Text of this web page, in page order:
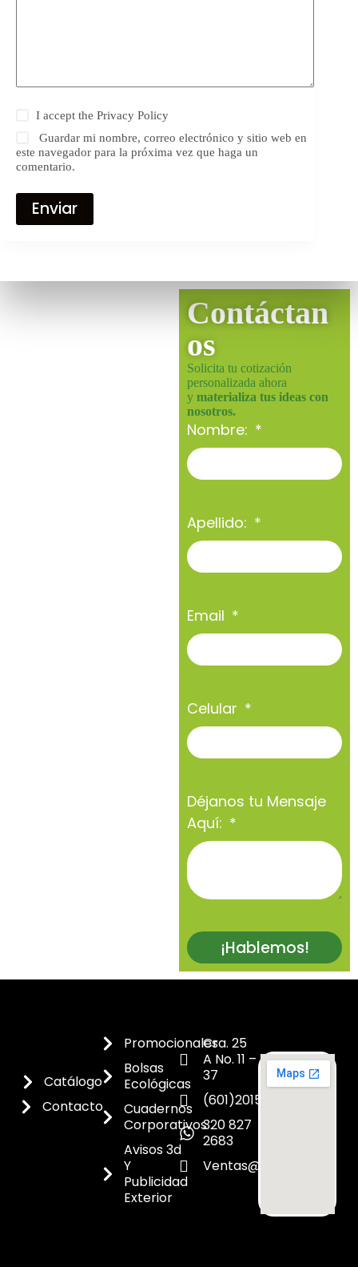
I accept thePrivacy Policy
Guardar mi nombre, correo electrónico y sitio web en
este navegador para la próxima vez que haga un
comentario.
Enviar
Contáctan
os
Solicita tu cotización
personalizada ahora
y materializa tus ideas con
nosotros.
Nombre:
Apellido:
Email
Celular
Déjanos tu Mensaje
Aquí:
¡Hablemos!
Catálogo
Contacto
Promocionales
Bolsas
Ecológicas
Cuadernos
Corporativos
Avisos 3d
Y
Publicidad
Exterior
Cra. 25
A No. 11 –
37
(601)2015300
320 827
2683
Ventas@dicoes.co